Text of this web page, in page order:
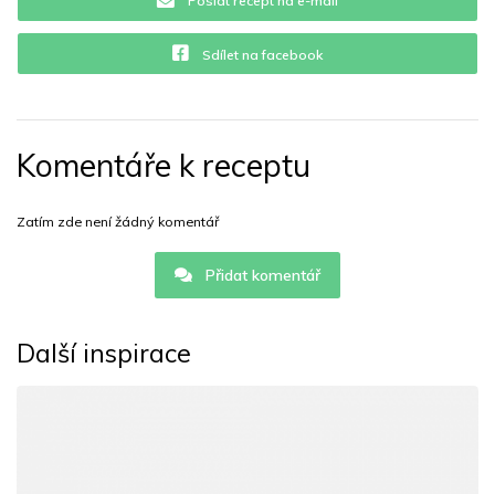
Sdílet na facebook
Komentáře k receptu
Zatím zde není žádný komentář
Přidat komentář
Další inspirace